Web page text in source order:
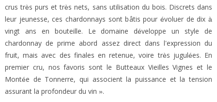
crus très purs et très nets, sans utilisation du bois. Discrets dans
leur jeunesse, ces chardonnays sont bâtis pour évoluer de dix à
vingt ans en bouteille. Le domaine développe un style de
chardonnay de prime abord assez direct dans l’expression du
fruit, mais avec des finales en retenue, voire très jugulées. En
premier cru, nos favoris sont le Butteaux Vieilles Vignes et le
Montée de Tonnerre, qui associent la puissance et la tension
assurant la profondeur du vin ».